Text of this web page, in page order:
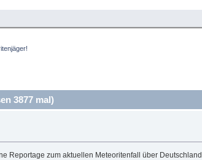
3877 mal)
Reportage zum aktuellen Meteoritenfall über Deutschland.